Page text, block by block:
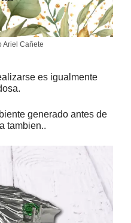
Ariel Cañete
es igualmente
generado antes de
tambien..